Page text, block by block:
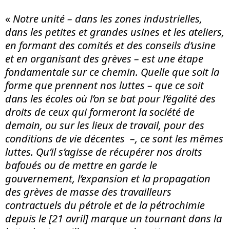
«Notre unité – dans les zones industrielles,
dans les petites et grandes usines et les ateliers,
en formant des comités et des conseils d’usine
et en organisant des grèves – est une étape
fondamentale sur ce chemin. Quelle que soit la
forme que prennent nos luttes – que ce soit
dans les écoles où l’on se bat pour l’égalité des
droits de ceux qui formeront la société de
demain, ou sur les lieux de travail, pour des
conditions de vie décentes –, ce sont les mêmes
luttes. Qu’il s’agisse de récupérer nos droits
bafoués ou de mettre en garde le
gouvernement, l’expansion et la propagation
des grèves de masse des travailleurs
contractuels du pétrole et de la pétrochimie
depuis le [21 avril] marque un tournant dans la